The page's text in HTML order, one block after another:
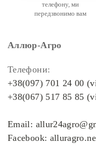
телефону, ми
передзвонимо вам
Аллюр-Агро
Телефони:
+38(097) 701 24 00
+38(067) 517 85 85
Email:
Facebook: